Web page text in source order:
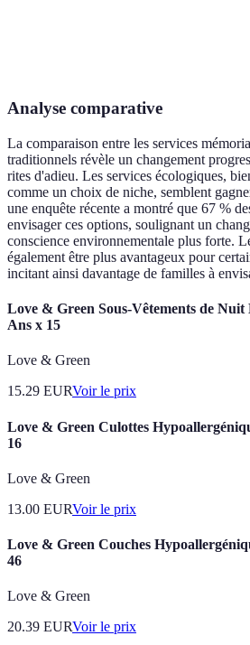
Analyse comparative
La comparaison entre les services
traditionnels révèle un changement
rites d'adieu. Les services écologiques,
comme un choix de niche, semblent
une enquête récente a montré que 67 %
envisager ces options, soulignant un
conscience environnementale plus forte.
également être plus avantageux pour
incitant ainsi davantage de familles à
Love & Green Sous-Vêtements de Nuit
Ans x 15
Love & Green
15.29 EURVoir le prix
Love & Green Culottes
16
Love & Green
13.00 EURVoir le prix
Love & Green Couches
46
Love & Green
20.39 EURVoir le prix